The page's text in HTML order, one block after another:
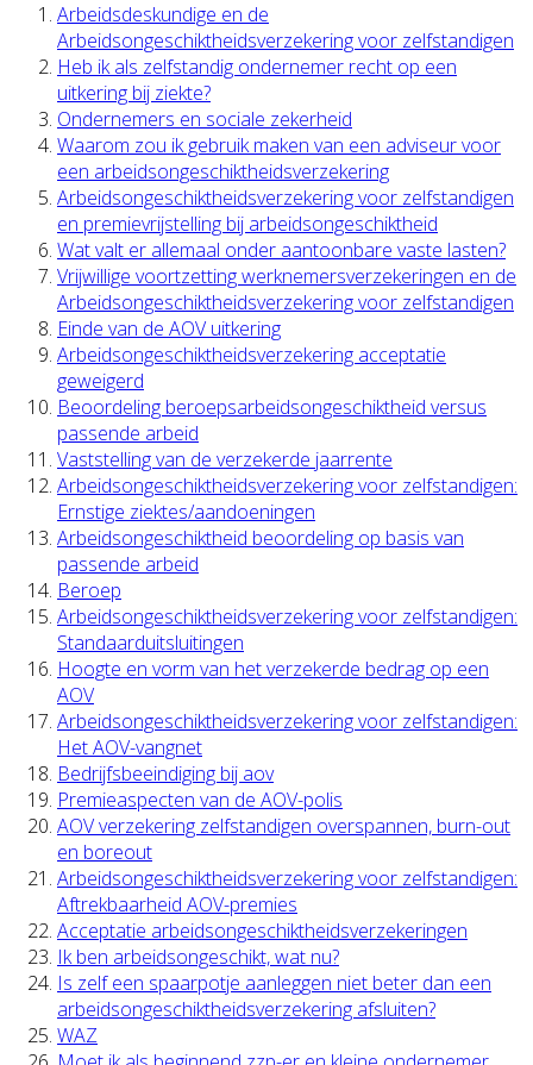
Arbeidsdeskundige en de
Arbeidsongeschiktheidsverzekering voor zelfstandigen
Heb ik als zelfstandig ondernemer recht op een
uitkering bij ziekte?
Ondernemers en sociale zekerheid
Waarom zou ik gebruik maken van een adviseur voor
een arbeidsongeschiktheidsverzekering
Arbeidsongeschiktheidsverzekering voor zelfstandigen
en premievrijstelling bij arbeidsongeschiktheid
Wat valt er allemaal onder aantoonbare vaste lasten?
Vrijwillige voortzetting werknemersverzekeringen en de
Arbeidsongeschiktheidsverzekering voor zelfstandigen
Einde van de AOV uitkering
Arbeidsongeschiktheidsverzekering acceptatie
geweigerd
Beoordeling beroepsarbeidsongeschiktheid versus
passende arbeid
Vaststelling van de verzekerde jaarrente
Arbeidsongeschiktheidsverzekering voor zelfstandigen:
Ernstige ziektes/aandoeningen
Arbeidsongeschiktheid beoordeling op basis van
passende arbeid
Beroep
Arbeidsongeschiktheidsverzekering voor zelfstandigen:
Standaarduitsluitingen
Hoogte en vorm van het verzekerde bedrag op een
AOV
Arbeidsongeschiktheidsverzekering voor zelfstandigen:
Het AOV-vangnet
Bedrijfsbeeindiging bij aov
Premieaspecten van de AOV-polis
AOV verzekering zelfstandigen overspannen, burn-out
en boreout
Arbeidsongeschiktheidsverzekering voor zelfstandigen:
Aftrekbaarheid AOV-premies
Acceptatie arbeidsongeschiktheidsverzekeringen
Ik ben arbeidsongeschikt, wat nu?
Is zelf een spaarpotje aanleggen niet beter dan een
arbeidsongeschiktheidsverzekering afsluiten?
WAZ